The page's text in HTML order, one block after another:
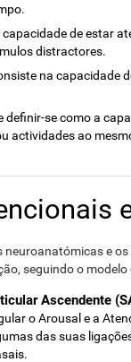
capacidade de estar
distractores.
na capacidade
definir-se como a
actividades ao
neuroanatómicas e
seguindo o
Ascendente
o Arousal e a
das suas